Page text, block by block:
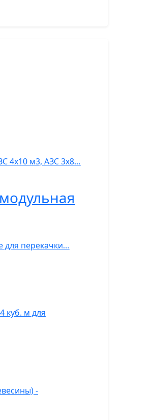
4х10 м3, АЗС 3х8…
для перекачки…
куб. м для
-